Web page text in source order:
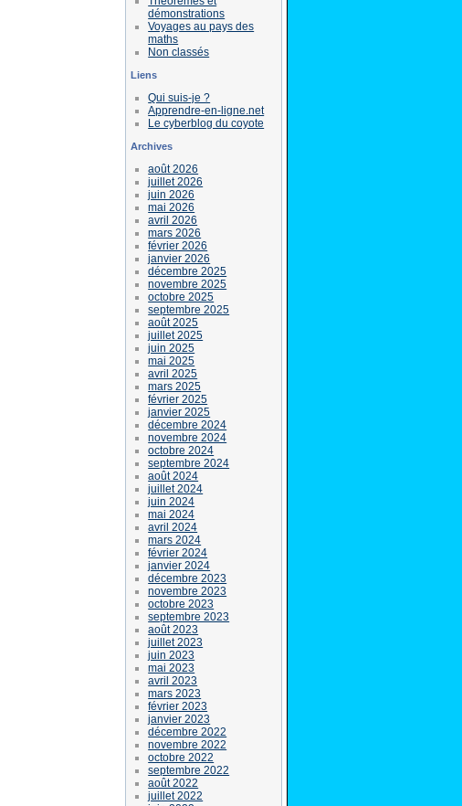
démonstrations
Voyages au pays des
maths
Non classés
Liens
Qui suis-je ?
Apprendre-en-ligne.net
Le cyberblog du coyote
Archives
août 2026
juillet 2026
juin 2026
mai 2026
avril 2026
mars 2026
février 2026
janvier 2026
décembre 2025
novembre 2025
octobre 2025
septembre 2025
août 2025
juillet 2025
juin 2025
mai 2025
avril 2025
mars 2025
février 2025
janvier 2025
décembre 2024
novembre 2024
octobre 2024
septembre 2024
août 2024
juillet 2024
juin 2024
mai 2024
avril 2024
mars 2024
février 2024
janvier 2024
décembre 2023
novembre 2023
octobre 2023
septembre 2023
août 2023
juillet 2023
juin 2023
mai 2023
avril 2023
mars 2023
février 2023
janvier 2023
décembre 2022
novembre 2022
octobre 2022
septembre 2022
août 2022
juillet 2022